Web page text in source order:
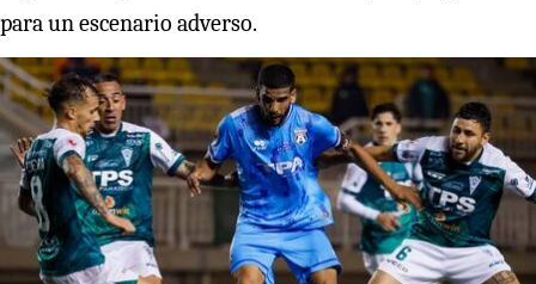
para un escenario adverso.